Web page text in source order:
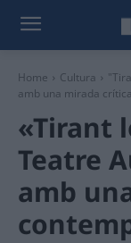
Home Cultura
amb una mirada
«Tirant
Teatre
amb